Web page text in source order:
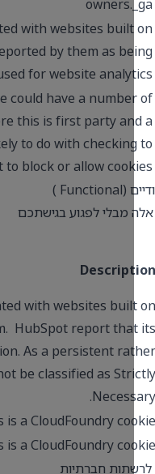
This cookie
the HubSpot
different
session
see if the
This cookie
the
purpose is
than a session